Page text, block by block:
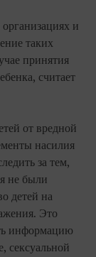
и
таких
принятия
считает
от вредной
насилия
за тем,
не были
детей на
Это
информацию
сексуальной